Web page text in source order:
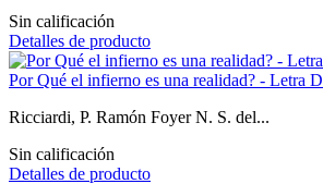
Sin calificación
Detalles de producto
Por Qué el infierno es una realidad? - Letra D
Ricciardi, P. Ramón Foyer N. S. del...
Sin calificación
Detalles de producto